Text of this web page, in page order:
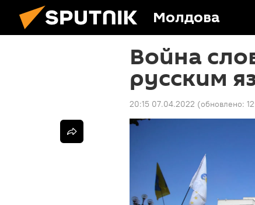
Молдова
Война
русским
20:15 07.04.2022 (обновлено: